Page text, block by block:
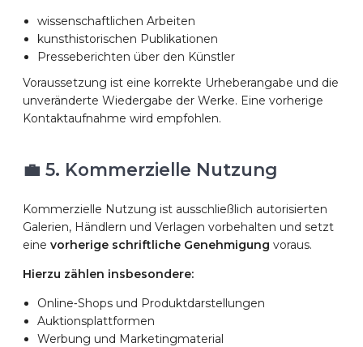
wissenschaftlichen Arbeiten
kunsthistorischen Publikationen
Presseberichten über den Künstler
Voraussetzung ist eine korrekte Urheberangabe und die
unveränderte Wiedergabe der Werke. Eine vorherige
Kontaktaufnahme wird empfohlen.
💼 5. Kommerzielle Nutzung
Kommerzielle Nutzung ist ausschließlich autorisierten
Galerien, Händlern und Verlagen vorbehalten und setzt
eine vorherige schriftliche Genehmigung voraus.
Hierzu zählen insbesondere:
Online‑Shops und Produktdarstellungen
Auktionsplattformen
Werbung und Marketingmaterial